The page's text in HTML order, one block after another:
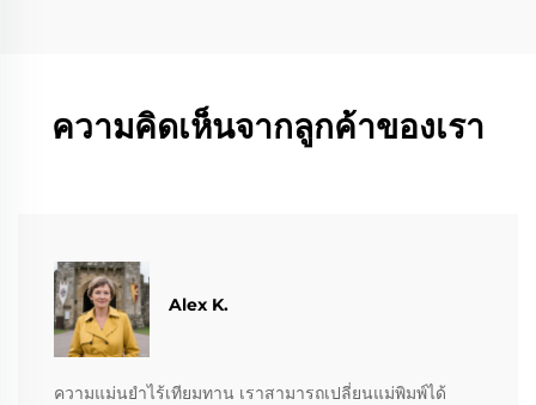
ความคิดเห็นจากลูกค้าของเรา
Alex K.
ความแม่นยำไร้เทียมทาน เราสามารถเปลี่ยนแม่พิมพ์ได้